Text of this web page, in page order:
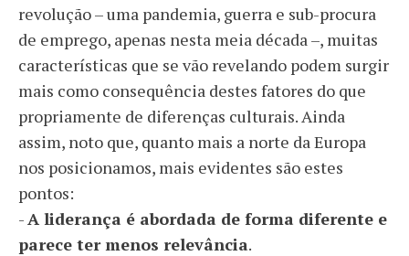
revolução – uma pandemia, guerra e sub-procura
de emprego, apenas nesta meia década –, muitas
características que se vão revelando podem surgir
mais como consequência destes fatores do que
propriamente de diferenças culturais. Ainda
assim, noto que, quanto mais a norte da Europa
nos posicionamos, mais evidentes são estes
pontos:
-A liderança é abordada de forma diferente e
parece ter menos relevância.